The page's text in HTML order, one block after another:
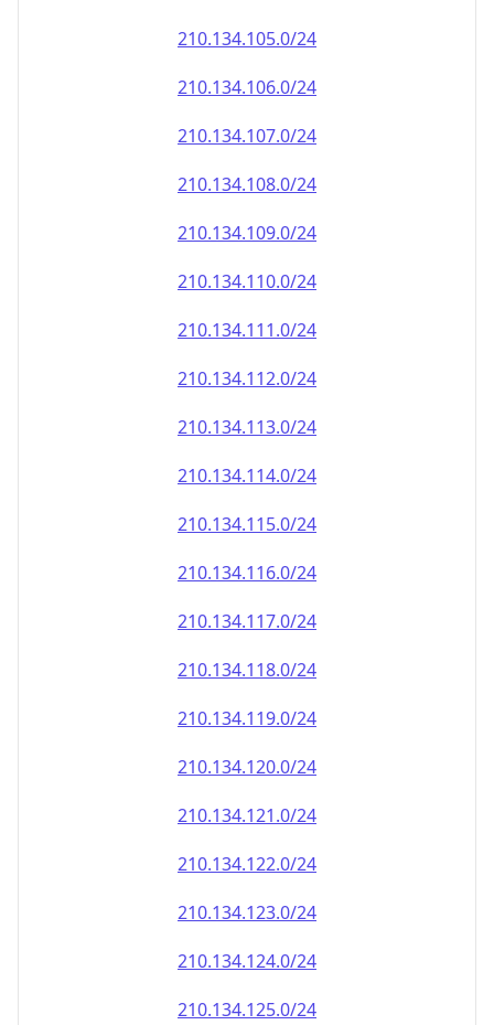
210.134.105.0/24
210.134.106.0/24
210.134.107.0/24
210.134.108.0/24
210.134.109.0/24
210.134.110.0/24
210.134.111.0/24
210.134.112.0/24
210.134.113.0/24
210.134.114.0/24
210.134.115.0/24
210.134.116.0/24
210.134.117.0/24
210.134.118.0/24
210.134.119.0/24
210.134.120.0/24
210.134.121.0/24
210.134.122.0/24
210.134.123.0/24
210.134.124.0/24
210.134.125.0/24